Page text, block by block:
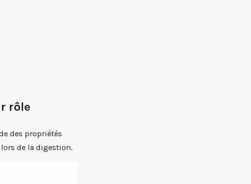
rôle
des propriétés
de la digestion.